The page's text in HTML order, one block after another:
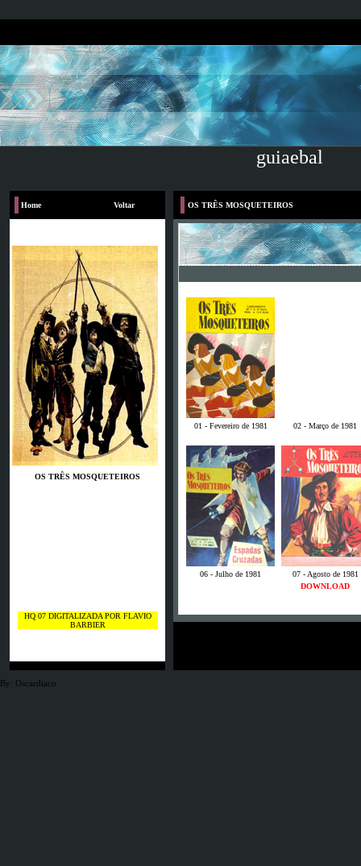
guiaebal
Home Voltar
OS TRÊS MOSQUETEIROS
HQ 07 DIGITALIZADA POR FLAVIO
BARBIER
OS TRÊS MOSQUETEIROS
01 - Fevereiro de 1981 02 - Março de 1981
06 - Julho de 1981
07 - Agosto de 1981
DOWNLOAD
By: Oscardiaco